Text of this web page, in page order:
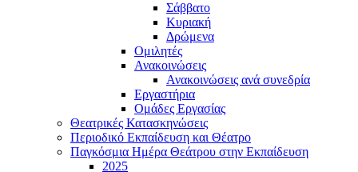
Σάββατο
Κυριακή
Δρώμενα
Ομιλητές
Ανακοινώσεις
Ανακοινώσεις ανά συνεδρία
Εργαστήρια
Ομάδες Εργασίας
Θεατρικές Κατασκηνώσεις
Περιοδικό Εκπαίδευση και Θέατρο
Παγκόσμια Ημέρα Θεάτρου στην Εκπαίδευση
2025